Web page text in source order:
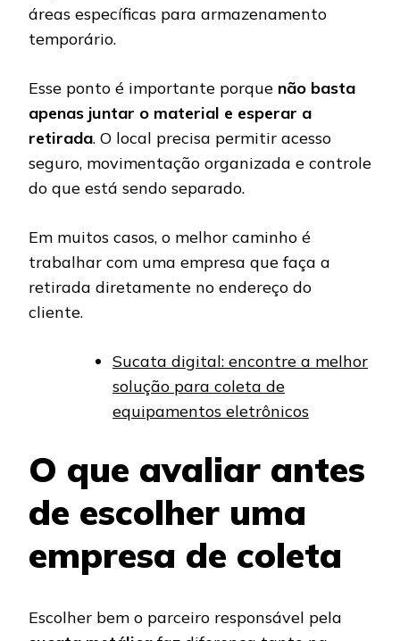
áreas específicas para armazenamento
temporário.
Esse ponto é importante porque não basta
apenas juntar o material e esperar a
retirada. O local precisa permitir acesso
seguro, movimentação organizada e controle
do que está sendo separado.
Em muitos casos, o melhor caminho é
trabalhar com uma empresa que faça a
retirada diretamente no endereço do
cliente.
Sucata digital: encontre a melhor
solução para coleta de
equipamentos eletrônicos
O que avaliar antes
de escolher uma
empresa de coleta
Escolher bem o parceiro responsável pela